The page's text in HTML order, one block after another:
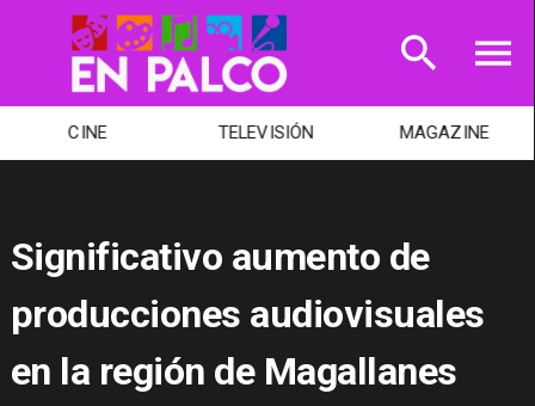
CINE TELEVISIÓN MAGAZINE
Significativo aumento de
producciones audiovisuales
en la región de Magallanes